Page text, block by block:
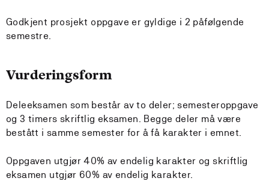
Godkjent prosjekt oppgave er gyldige i 2 påfølgende
semestre.
Vurderingsform
Deleeksamen som består av to deler; semesteroppgave
og 3 timers skriftlig eksamen. Begge deler må være
bestått i samme semester for å få karakter i emnet.
Oppgaven utgjør 40% av endelig karakter og skriftlig
eksamen utgjør 60% av endelig karakter.